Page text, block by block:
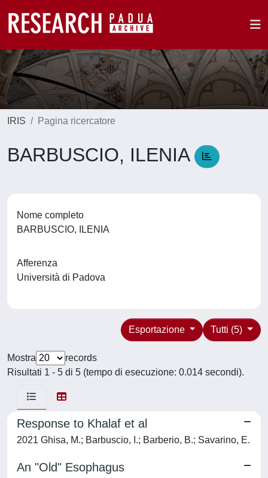
IRIS Pagina ricercatore
BARBUSCIO, ILENIA
Nome completo
BARBUSCIO, ILENIA
Afferenza
Università di Padova
Tutti (5)
Esportazione
Mostra
records
Risultati 1 - 5 di 5 (tempo di esecuzione: 0.014 secondi).
Response to Khalaf et al
2021 Ghisa, M.; Barbuscio, I.; Barberio, B.; Savarino, E.
An "Old" Esophagus